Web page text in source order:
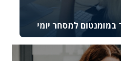
מתקדמים המעוניינים לנצל